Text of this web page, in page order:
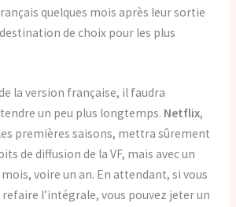
quelques mois après leur sortie
destination de choix pour les plus
la version française, il faudra
un peu plus longtemps. Netflix,
premières saisons, mettra sûrement
de diffusion de la VF, mais avec un
voire un an. En attendant, si vous
l’intégrale, vous pouvez jeter un